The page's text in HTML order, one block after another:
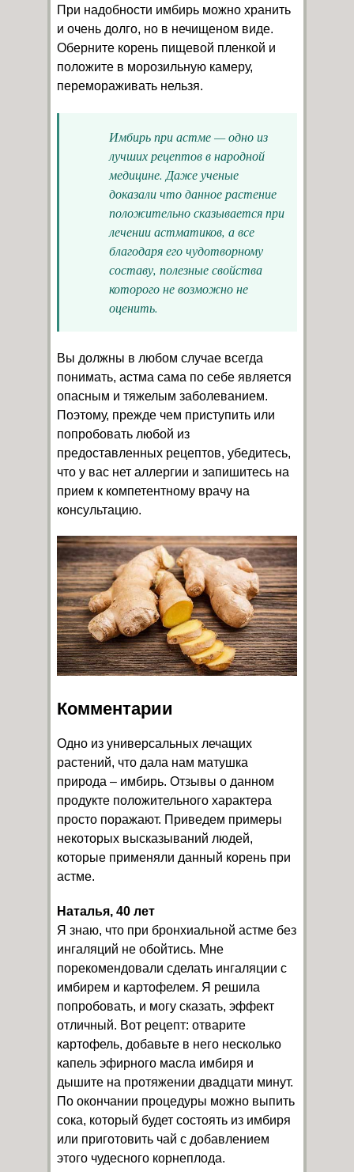
При надобности имбирь можно хранить
и очень долго, но в нечищеном виде.
Оберните корень пищевой пленкой и
положите в морозильную камеру,
перемораживать нельзя.
Имбирь при астме — одно из
лучших рецептов в народной
медицине. Даже ученые
доказали что данное растение
положительно сказывается при
лечении астматиков, а все
благодаря его чудотворному
составу, полезные свойства
которого не возможно не
оценить.
Вы должны в любом случае всегда
понимать, астма сама по себе является
опасным и тяжелым заболеванием.
Поэтому, прежде чем приступить или
попробовать любой из
предоставленных рецептов, убедитесь,
что у вас нет аллергии и запишитесь на
прием к компетентному врачу на
консультацию.
Комментарии
Одно из универсальных лечащих
растений, что дала нам матушка
природа – имбирь. Отзывы о данном
продукте положительного характера
просто поражают. Приведем примеры
некоторых высказываний людей,
которые применяли данный корень при
астме.
Наталья, 40 лет
Я знаю, что при бронхиальной астме без
ингаляций не обойтись. Мне
порекомендовали сделать ингаляции с
имбирем и картофелем. Я решила
попробовать, и могу сказать, эффект
отличный. Вот рецепт: отварите
картофель, добавьте в него несколько
капель эфирного масла имбиря и
дышите на протяжении двадцати минут.
По окончании процедуры можно выпить
сока, который будет состоять из имбиря
или приготовить чай с добавлением
этого чудесного корнеплода.